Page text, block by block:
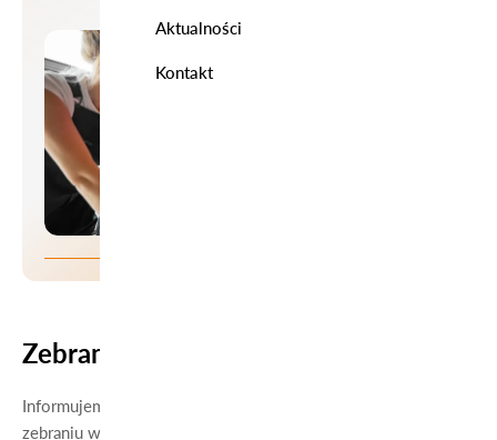
Aktualności
Kontakt
Zebranie z rodzicami
Informujemy rodziców i opiekunów uczniów naszej szkoły o
zebraniu w dniu